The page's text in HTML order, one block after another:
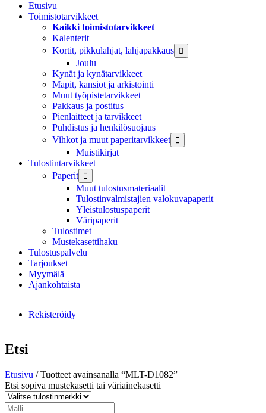
Etusivu
Toimistotarvikkeet
Kaikki toimistotarvikkeet
Kalenterit
Kortit, pikkulahjat, lahjapakkaus

Joulu
Kynät ja kynätarvikkeet
Mapit, kansiot ja arkistointi
Muut työpistetarvikkeet
Pakkaus ja postitus
Pienlaitteet ja tarvikkeet
Puhdistus ja henkilösuojaus
Vihkot ja muut paperitarvikkeet

Muistikirjat
Tulostintarvikkeet
Paperit

Muut tulostusmateriaalit
Tulostinvalmistajien valokuvapaperit
Yleistulostuspaperit
Väripaperit
Tulostimet
Mustekasettihaku
Tulostuspalvelu
Tarjoukset
Myymälä
Ajankohtaista
Rekisteröidy
Etsi
Etusivu / Tuotteet avainsanalla “MLT-D1082”
Etsi sopiva mustekasetti tai väriainekasetti